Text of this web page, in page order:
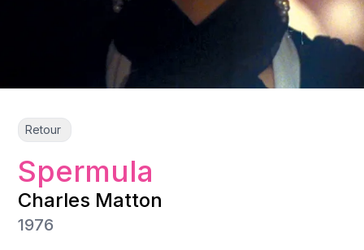
Retour
Spermula
Charles Matton
1976